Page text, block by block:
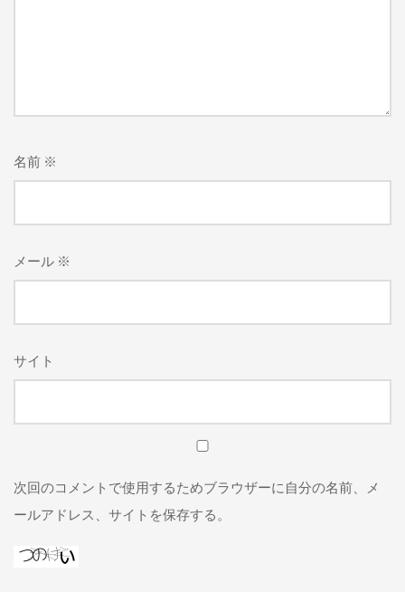
名前 ※
メール ※
サイト
次回のコメントで使用するためブラウザーに自分の名前、メ
ールアドレス、サイトを保存する。